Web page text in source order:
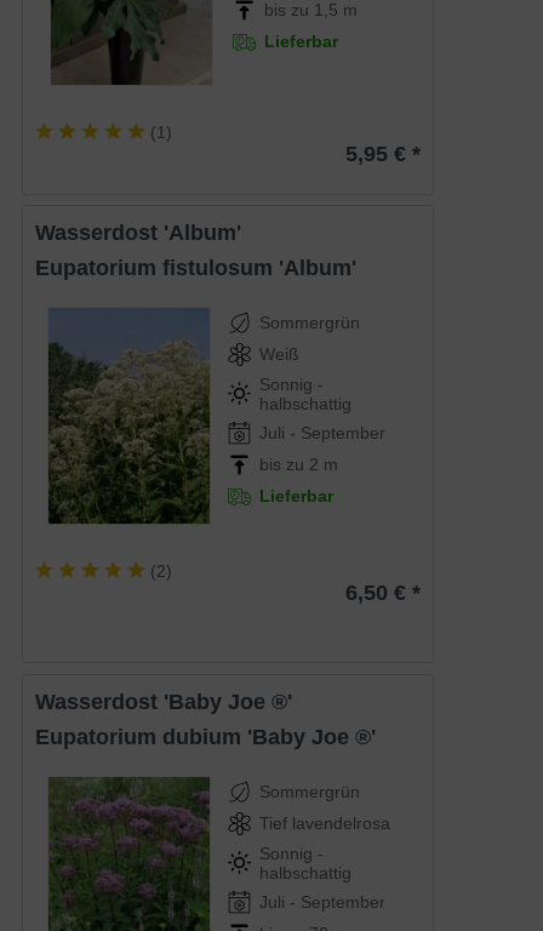
bis zu 1,5 m
Lieferbar
(1)
5,95 € *
Wasserdost 'Album'
Eupatorium fistulosum 'Album'
Sommergrün
Weiß
Sonnig -
halbschattig
Juli - September
bis zu 2 m
Lieferbar
(2)
6,50 € *
Wasserdost 'Baby Joe ®'
Eupatorium dubium 'Baby Joe ®'
Sommergrün
Tief lavendelrosa
Sonnig -
halbschattig
Juli - September